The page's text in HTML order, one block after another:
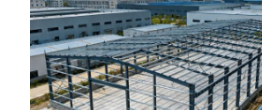
খনন কাঠামো
ইস্পাত কাঠামো বিমান হ্যাঙ্গার